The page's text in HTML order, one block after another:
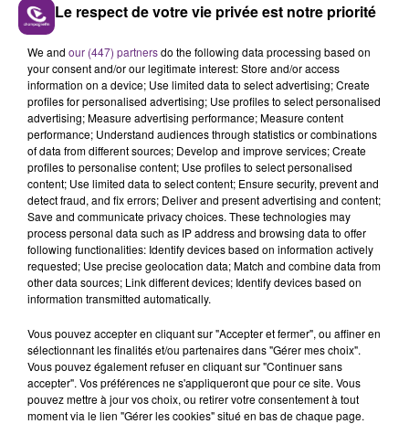
LA CENTRALE NUCLÉAIRE DE CHOOZ
TOUJOURS À L'ARRÊT
Cela fait déjà une semaine que la centrale
nucléaire ardennaise est à l'arrêt. Une situation
justifiée par la sécheresse intense qui est toujours
présente.
LE MAGASIN JOUÉCLUB DE REIMS FERME
SES PORTES
C'était l'une des institutions du centre-ville
rémois. Le magasin JouéClub est contraint de
fermer ses portes.
TITRES DIFFUSÉS
16h42
16h42 16h39
16h39
Le respect de votre vie privée est notre priorité
We and our (447) partnersdo the following data processing based on
your consent and/or our legitimate interest: Store and/or access
information on a device; Use limited data to select advertising; Create
profiles for personalised advertising; Use profiles to select personalised
advertising; Measure advertising performance; Measure content
performance; Understand audiences through statistics or combinations
of data from different sources; Develop and improve services; Create
profiles to personalise content; Use profiles to select personalised
content; Use limited data to select content; Ensure security, prevent and
detect fraud, and fix errors; Deliver and present advertising and content;
Save and communicate privacy choices. These technologies may
process personal data such as IP address and browsing data to offer
following functionalities: Identify devices based on information actively
requested; Use precise geolocation data; Match and combine data from
other data sources; Link different devices; Identify devices based on
information transmitted automatically.
Vous pouvez accepter en cliquant sur "Accepter et fermer", ou affiner en
sélectionnant les finalités et/ou partenaires dans "Gérer mes choix".
Vous pouvez également refuser en cliquant sur "Continuer sans
accepter". Vos préférences ne s'appliqueront que pour ce site. Vous
pouvez mettre à jour vos choix, ou retirer votre consentement à tout
moment via le lien "Gérer les cookies" situé en bas de chaque page.